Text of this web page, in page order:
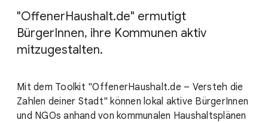
"OffenerHaushalt.de" ermutigt
BürgerInnen, ihre Kommunen aktiv
mitzugestalten.
Mit dem Toolkit "OffenerHaushalt.de – Versteh die
Zahlen deiner Stadt" können lokal aktive BürgerInnen
und NGOs anhand von kommunalen Haushaltsplänen